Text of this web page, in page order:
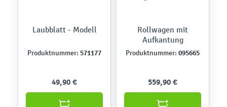
Laubblatt - Modell
Produktnummer: 571177
49,90 €
Rollwagen mit
Aufkantung
Produktnummer: 095665
559,90 €